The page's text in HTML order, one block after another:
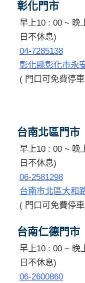
彰化門市
早上10 : 00 ~ 晚
日不休息)
04-7285138
彰化縣彰化市永
( 門口可免費停
台南北區門市
早上10 : 00 ~ 晚
日不休息)
06-2581298
台南市北區大和
( 門口可免費停
台南仁德門市
早上10 : 00 ~ 晚
日不休息)
06-2600860